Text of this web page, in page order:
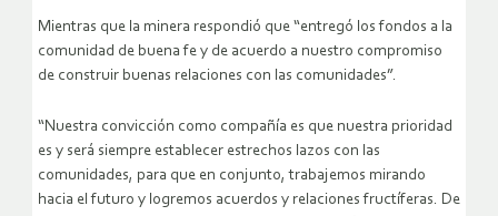
Mientras que la minera respondió que “entregó los fondos a la
comunidad de buena fe y de acuerdo a nuestro compromiso
de construir buenas relaciones con las comunidades”.
“Nuestra convicción como compañía es que nuestra prioridad
es y será siempre establecer estrechos lazos con las
comunidades, para que en conjunto, trabajemos mirando
hacia el futuro y logremos acuerdos y relaciones fructíferas. De